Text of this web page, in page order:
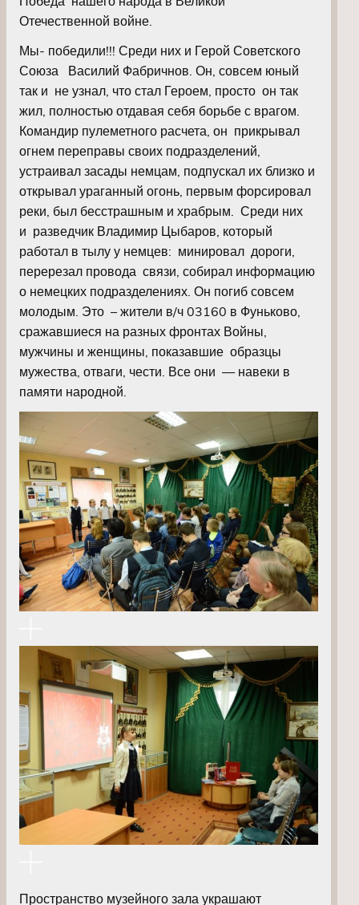
Отечественной войне.
Мы- победили!!! Среди них и Герой Советского
Союза Василий Фабричнов. Он, совсем юный
так и не узнал, что стал Героем, просто он так
жил, полностью отдавая себя борьбе с врагом.
Командир пулеметного расчета, он прикрывал
огнем переправы своих подразделений,
устраивал засады немцам, подпускал их близко и
открывал ураганный огонь, первым форсировал
реки, был бесстрашным и храбрым. Среди них
и разведчик Владимир Цыбаров, который
работал в тылу у немцев: минировал дороги,
перерезал провода связи, собирал информацию
о немецких подразделениях. Он погиб совсем
молодым. Это – жители в/ч 03160 в Фуньково,
сражавшиеся на разных фронтах Войны,
мужчины и женщины, показавшие образцы
мужества, отваги, чести. Все они — навеки в
памяти народной.
Пространство музейного зала украшают